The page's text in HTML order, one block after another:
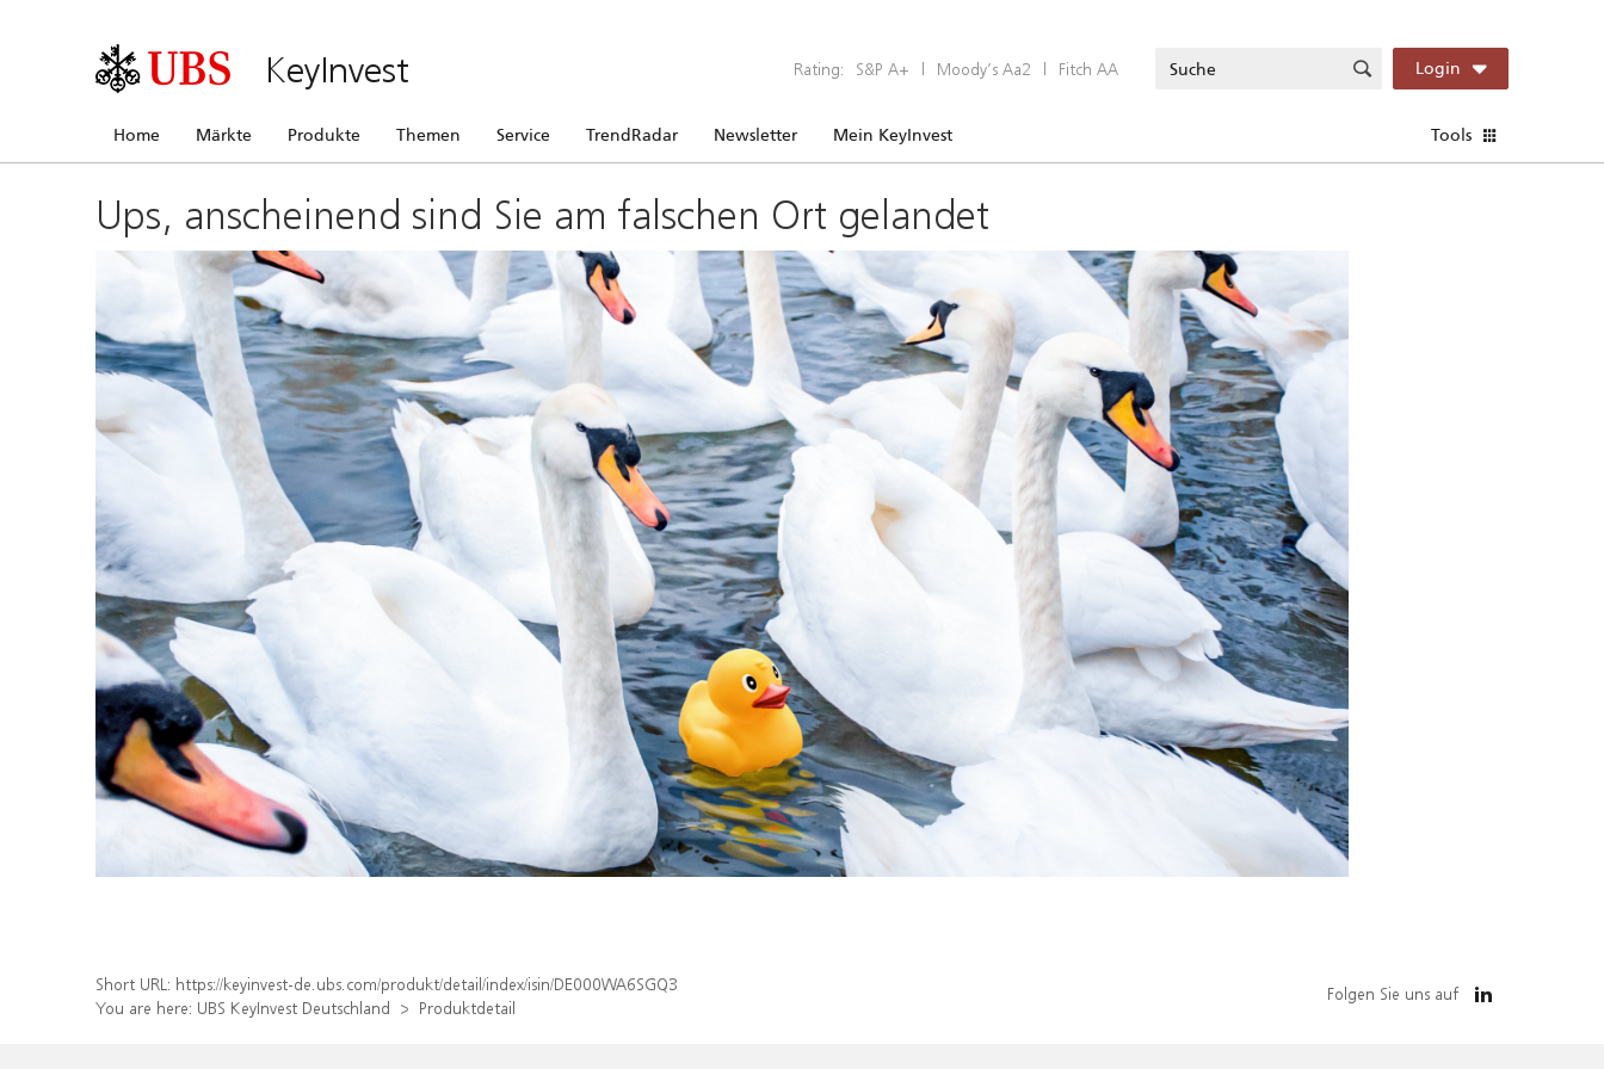
KeyInvest Rating: S&P A+ | Moody’s Aa2 | Fitch AA Login
Home Märkte Produkte Themen Service TrendRadar Newsletter Mein KeyInvest Tools
Ups, anscheinend sind Sie am falschen Ort gelandet
Short URL: https://keyinvest-de.ubs.com/produkt/detail/index/isin/DE000WA6SGQ3
You are here: UBS KeyInvest Deutschland Produktdetail
Folgen Sie uns auf